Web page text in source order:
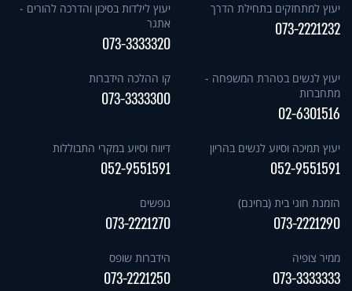
יעוץ למתחזקים בתחילת הדרך
073-2221232
יעוץ לילדות בסיכון והדרכה להורים -
אתגר
073-3333320
יעוץ לנשים בטהרת המשפחה -
מתחברות
02-6301516
קו ההלכה הידברות
073-3333300
יעוץ תמיכה וסיוע לנשים בהריון
052-9551591
דיווח וסיוע במקרי התבוללות
052-9551591
הזמנת חוגי בית (בחינם)
073-2221290
נופשים
073-2221270
ממיר צופיה
073-3333333
הידברות שופס
073-2221250